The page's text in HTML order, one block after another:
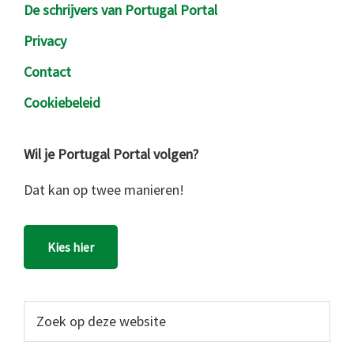
De schrijvers van Portugal Portal
Privacy
Contact
Cookiebeleid
Wil je Portugal Portal volgen?
Dat kan op twee manieren!
Kies hier